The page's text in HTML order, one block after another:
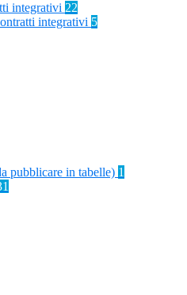
integrativi 22
integrativi 5
pubblicare in tabelle) 1